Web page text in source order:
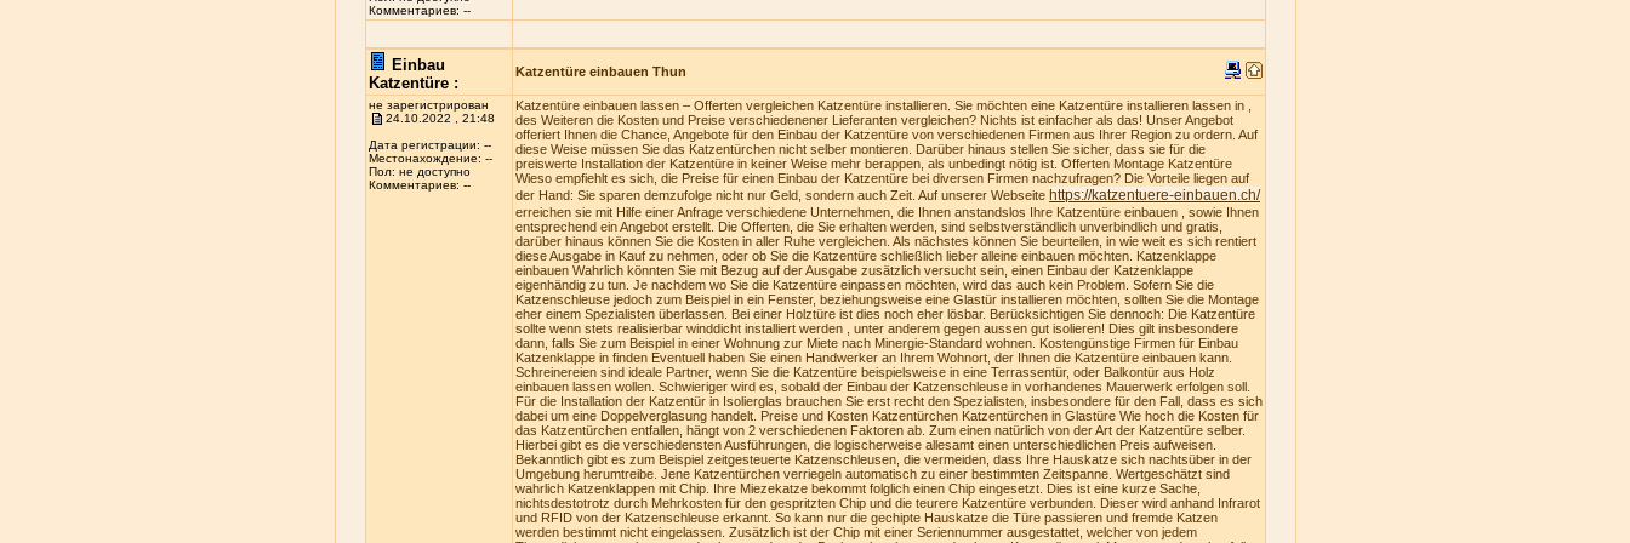
Комментариев: --
Einbau
Katzentüre :
Katzentüre einbauen Thun
не зарегистрирован
24.10.2022 , 21:48
Дата регистрации: --
Местонахождение: --
Пол: не доступно
Комментариев: --
Katzentüre einbauen lassen – Offerten vergleichen Katzentüre installieren. Sie möchten eine Katzentüre installieren lassen in ,
des Weiteren die Kosten und Preise verschiedenener Lieferanten vergleichen? Nichts ist einfacher als das! Unser Angebot
offeriert Ihnen die Chance, Angebote für den Einbau der Katzentüre von verschiedenen Firmen aus Ihrer Region zu ordern. Auf
diese Weise müssen Sie das Katzentürchen nicht selber montieren. Darüber hinaus stellen Sie sicher, dass sie für die
preiswerte Installation der Katzentüre in keiner Weise mehr berappen, als unbedingt nötig ist. Offerten Montage Katzentüre
Wieso empfiehlt es sich, die Preise für einen Einbau der Katzentüre bei diversen Firmen nachzufragen? Die Vorteile liegen auf
der Hand: Sie sparen demzufolge nicht nur Geld, sondern auch Zeit. Auf unserer Webseite https://katzentuere-einbauen.ch/
erreichen sie mit Hilfe einer Anfrage verschiedene Unternehmen, die Ihnen anstandslos Ihre Katzentüre einbauen , sowie Ihnen
entsprechend ein Angebot erstellt. Die Offerten, die Sie erhalten werden, sind selbstverständlich unverbindlich und gratis,
darüber hinaus können Sie die Kosten in aller Ruhe vergleichen. Als nächstes können Sie beurteilen, in wie weit es sich rentiert
diese Ausgabe in Kauf zu nehmen, oder ob Sie die Katzentüre schließlich lieber alleine einbauen möchten. Katzenklappe
einbauen Wahrlich könnten Sie mit Bezug auf der Ausgabe zusätzlich versucht sein, einen Einbau der Katzenklappe
eigenhändig zu tun. Je nachdem wo Sie die Katzentüre einpassen möchten, wird das auch kein Problem. Sofern Sie die
Katzenschleuse jedoch zum Beispiel in ein Fenster, beziehungsweise eine Glastür installieren möchten, sollten Sie die Montage
eher einem Spezialisten überlassen. Bei einer Holztüre ist dies noch eher lösbar. Berücksichtigen Sie dennoch: Die Katzentüre
sollte wenn stets realisierbar winddicht installiert werden , unter anderem gegen aussen gut isolieren! Dies gilt insbesondere
dann, falls Sie zum Beispiel in einer Wohnung zur Miete nach Minergie-Standard wohnen. Kostengünstige Firmen für Einbau
Katzenklappe in finden Eventuell haben Sie einen Handwerker an Ihrem Wohnort, der Ihnen die Katzentüre einbauen kann.
Schreinereien sind ideale Partner, wenn Sie die Katzentüre beispielsweise in eine Terrassentür, oder Balkontür aus Holz
einbauen lassen wollen. Schwieriger wird es, sobald der Einbau der Katzenschleuse in vorhandenes Mauerwerk erfolgen soll.
Für die Installation der Katzentür in Isolierglas brauchen Sie erst recht den Spezialisten, insbesondere für den Fall, dass es sich
dabei um eine Doppelverglasung handelt. Preise und Kosten Katzentürchen Katzentürchen in Glastüre Wie hoch die Kosten für
das Katzentürchen entfallen, hängt von 2 verschiedenen Faktoren ab. Zum einen natürlich von der Art der Katzentüre selber.
Hierbei gibt es die verschiedensten Ausführungen, die logischerweise allesamt einen unterschiedlichen Preis aufweisen.
Bekanntlich gibt es zum Beispiel zeitgesteuerte Katzenschleusen, die vermeiden, dass Ihre Hauskatze sich nachtsüber in der
Umgebung herumtreibe. Jene Katzentürchen verriegeln automatisch zu einer bestimmten Zeitspanne. Wertgeschätzt sind
wahrlich Katzenklappen mit Chip. Ihre Miezekatze bekommt folglich einen Chip eingesetzt. Dies ist eine kurze Sache,
nichtsdestotrotz durch Mehrkosten für den gespritzten Chip und die teurere Katzentüre verbunden. Dieser wird anhand Infrarot
und RFID von der Katzenschleuse erkannt. So kann nur die gechipte Hauskatze die Türe passieren und fremde Katzen
werden bestimmt nicht eingelassen. Zusätzlich ist der Chip mit einer Seriennummer ausgestattet, welcher von jedem